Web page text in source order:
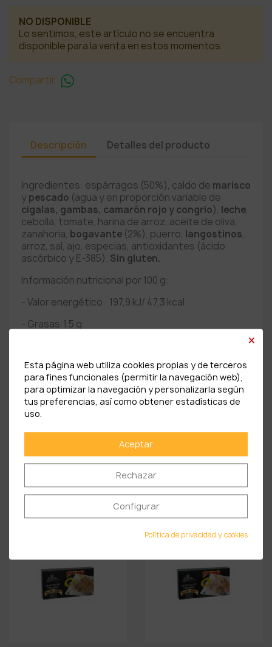
NO DISPONIBLE
Lo sentimos, este artículo no se encuentra
disponible para la venta en estos momentos.
Compartir
Descripción Detalles del producto
Ingredientes: espárragos (50%), caldo de marisco
y pescado (agua y en proporción variable de
cigalas, gambas, camarón rojo y congrio), leche,
cebolla, tomate, harina de arroz, aceite de oliva,
zanahoria, bogavante (2%), puerro, langostinos,
arroz, sal, ajo, especias, antioxidantes (ácido
ascórbico y E-385). Sin gluten.
Información nutricional por 100 g:
- Valor energético: 197,9 kJ/ 47,3 kcal
- Grasas:1,5 g
- Hidratos de carbono: 5,6 g
de las cuales azúcares: 1,3 g
- Proteínas: 2,4 g
- Sal: 0,7 g
PRODUCTOS RELACIONADOS
×
Esta página web utiliza cookies propias y de terceros
para fines funcionales (permitir la navegación web),
para optimizar la navegación y personalizarla según
tus preferencias, así como obtener estadísticas de
uso.
Aceptar
Rechazar
Configurar
Política de privacidad y cookies